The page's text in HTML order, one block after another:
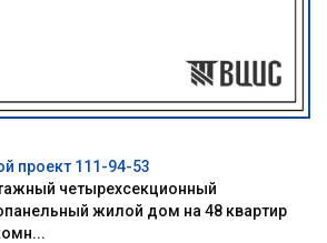
проект 111-94-53
четырехсекционный
жилой дом на 48 квартир